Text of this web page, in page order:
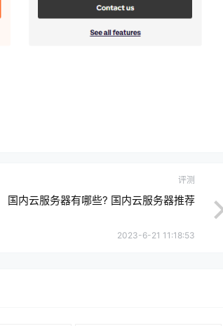
评测
国内云服务器有哪些? 国内云服务器推荐
2023-6-21 11:18:53